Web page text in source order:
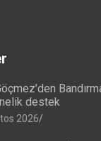
destek
2026